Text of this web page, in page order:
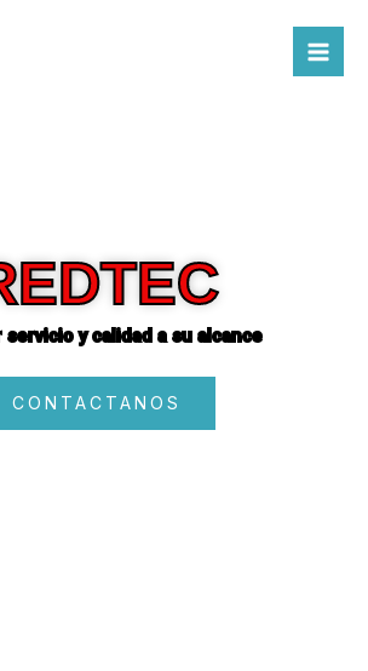
servicio y calidad a su alcance
CONTACTANOS